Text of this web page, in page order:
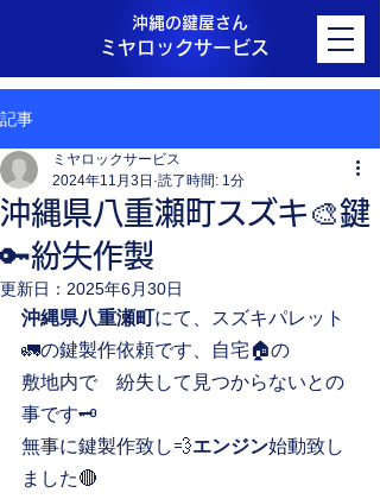
ミヤロックサービス
沖縄の鍵屋さん
記事
沖縄県八重瀬町スズキ🎨鍵
🔑紛失作製
ミヤロックサービス
2024年11月3日 読了時間: 1分
更新日： 2025年6月30日
沖縄県八重瀬町にて、スズキパレット
🚛の鍵製作依頼です、自宅🏠の
敷地内で　紛失して見つからないとの
事です🗝️
無事に鍵製作致し💨エンジン始動致し
ました🔴